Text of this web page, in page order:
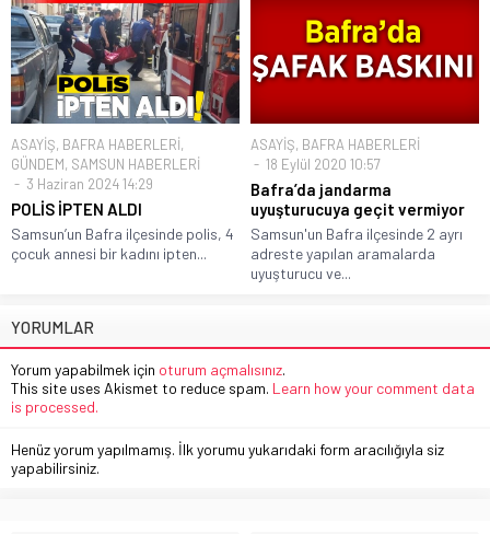
ASAYİŞ, BAFRA HABERLERİ,
GÜNDEM, SAMSUN HABERLERİ
3 Haziran 2024 14:29
POLİS İPTEN ALDI
Samsun’un Bafra ilçesinde polis, 4
çocuk annesi bir kadını ipten...
ASAYİŞ, BAFRA HABERLERİ
18 Eylül 2020 10:57
Bafra’da jandarma
uyuşturucuya geçit vermiyor
Samsun'un Bafra ilçesinde 2 ayrı
adreste yapılan aramalarda
uyuşturucu ve...
YORUMLAR
Yorum yapabilmek için oturum açmalısınız.
This site uses Akismet to reduce spam. Learn how your comment data
is processed.
Henüz yorum yapılmamış. İlk yorumu yukarıdaki form aracılığıyla siz
yapabilirsiniz.